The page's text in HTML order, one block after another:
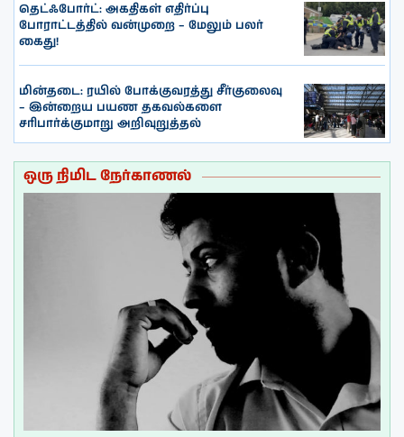
தெட்ஃபோர்ட்: அகதிகள் எதிர்ப்பு
போராட்டத்தில் வன்முறை – மேலும் பலர்
கைது!
மின்தடை: ரயில் போக்குவரத்து சீர்குலைவு
– இன்றைய பயண தகவல்களை
சரிபார்க்குமாறு அறிவுறுத்தல்
ஒரு நிமிட நேர்காணல்